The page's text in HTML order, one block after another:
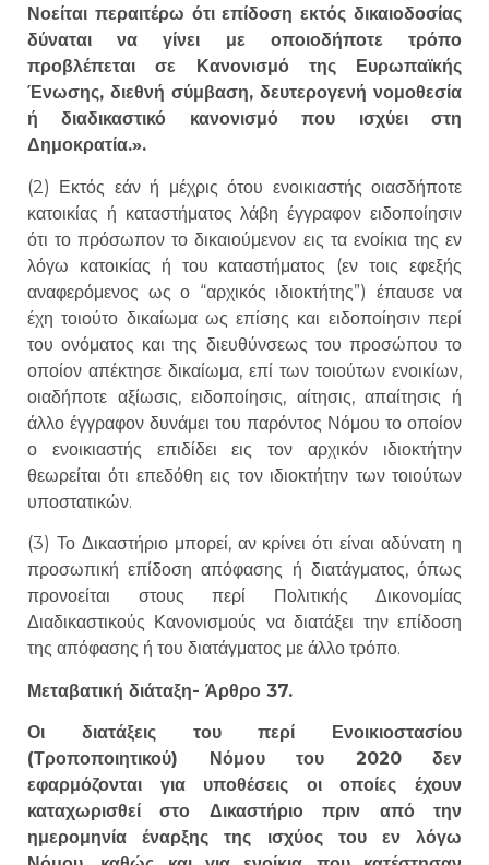
Νοείται περαιτέρω ότι επίδοση εκτός δικαιοδοσίας
δύναται να γίνει με οποιοδήποτε τρόπο
προβλέπεται σε Κανονισμό της Ευρωπαϊκής
Ένωσης, διεθνή σύμβαση, δευτερογενή νομοθεσία
ή διαδικαστικό κανονισμό που ισχύει στη
Δημοκρατία.».
(2) Εκτός εάν ή μέχρις ότου ενοικιαστής οιασδήποτε
κατοικίας ή καταστήματος λάβη έγγραφον ειδοποίησιν
ότι το πρόσωπον το δικαιούμενον εις τα ενοίκια της εν
λόγω κατοικίας ή του καταστήματος (εν τοις εφεξής
αναφερόμενος ως ο “αρχικός ιδιοκτήτης”) έπαυσε να
έχη τοιούτο δικαίωμα ως επίσης και ειδοποίησιν περί
του ονόματος και της διευθύνσεως του προσώπου το
οποίον απέκτησε δικαίωμα, επί των τοιούτων ενοικίων,
οιαδήποτε αξίωσις, ειδοποίησις, αίτησις, απαίτησις ή
άλλο έγγραφον δυνάμει του παρόντος Νόμου το οποίον
ο ενοικιαστής επιδίδει εις τον αρχικόν ιδιοκτήτην
θεωρείται ότι επεδόθη εις τον ιδιοκτήτην των τοιούτων
υποστατικών.
(3) Το Δικαστήριο μπορεί, αν κρίνει ότι είναι αδύνατη η
προσωπική επίδοση απόφασης ή διατάγματος, όπως
προνοείται στους περί Πολιτικής Δικονομίας
Διαδικαστικούς Κανονισμούς να διατάξει την επίδοση
της απόφασης ή του διατάγματος με άλλο τρόπο.
Μεταβατική διάταξη- Άρθρο 37.
Οι διατάξεις του περί Ενοικιοστασίου
(Τροποποιητικού) Νόμου του 2020 δεν
εφαρμόζονται για υποθέσεις οι οποίες έχουν
καταχωρισθεί στο Δικαστήριο πριν από την
ημερομηνία έναρξης της ισχύος του εν λόγω